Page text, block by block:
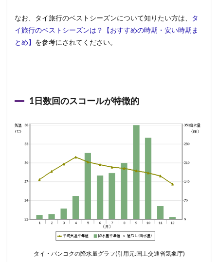
なお、タイ旅行のベストシーズンについて知りたい方は、
タ
イ旅行のベストシーズンは？【おすすめの時期・安い時期ま
とめ】 を参考にされてください。
1日数回のスコールが特徴的
タイ・バンコクの降水量グラフ(引用元:国土交通省気象庁)